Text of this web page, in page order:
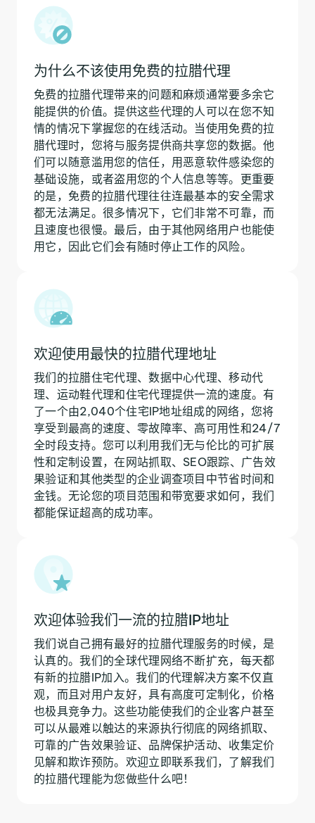
为什么不该使用免费的拉腊代理
免费的拉腊代理带来的问题和麻烦通常要多余它
能提供的价值。提供这些代理的人可以在您不知
情的情况下掌握您的在线活动。当使用免费的拉
腊代理时，您将与服务提供商共享您的数据。他
们可以随意滥用您的信任，用恶意软件感染您的
基础设施，或者盗用您的个人信息等等。更重要
的是，免费的拉腊代理往往连最基本的安全需求
都无法满足。很多情况下，它们非常不可靠，而
且速度也很慢。最后，由于其他网络用户也能使
用它，因此它们会有随时停止工作的风险。
欢迎使用最快的拉腊代理地址
我们的拉腊住宅代理、数据中心代理、移动代
理、运动鞋代理和住宅代理提供一流的速度。有
了一个由2,040个住宅IP地址组成的网络，您将
享受到最高的速度、零故障率、高可用性和24/7
全时段支持。您可以利用我们无与伦比的可扩展
性和定制设置，在网站抓取、SEO跟踪、广告效
果验证和其他类型的企业调查项目中节省时间和
金钱。无论您的项目范围和带宽要求如何，我们
都能保证超高的成功率。
欢迎体验我们一流的拉腊IP地址
我们说自己拥有最好的拉腊代理服务的时候，是
认真的。我们的全球代理网络不断扩充，每天都
有新的拉腊IP加入。我们的代理解决方案不仅直
观，而且对用户友好，具有高度可定制化，价格
也极具竞争力。这些功能使我们的企业客户甚至
可以从最难以触达的来源执行彻底的网络抓取、
可靠的广告效果验证、品牌保护活动、收集定价
见解和欺诈预防。欢迎立即联系我们，了解我们
的拉腊代理能为您做些什么吧！